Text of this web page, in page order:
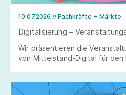
10.07.2026 // Fachkräfte + Märkte
Digitalisierung –
Wir präsentieren die
von Mittelstand-Digital für den